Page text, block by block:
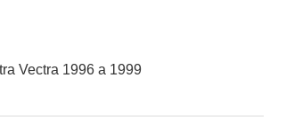
Vectra 1996 a 1999